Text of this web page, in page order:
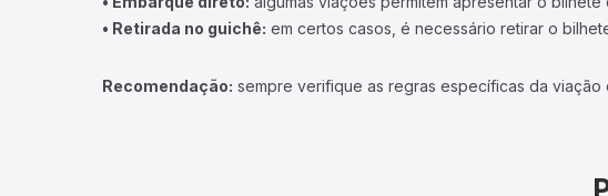
• Retirada no guichê: em certos casos, é necessário retirar o
Recomendação: sempre verifique as regras específicas da